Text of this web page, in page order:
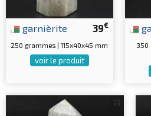
39€
garnièrite
250 grammes | 115x40x45 mm
voir le produit
350